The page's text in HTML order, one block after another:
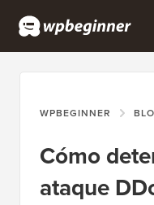
WPBEGINNER
Cómo
ataque